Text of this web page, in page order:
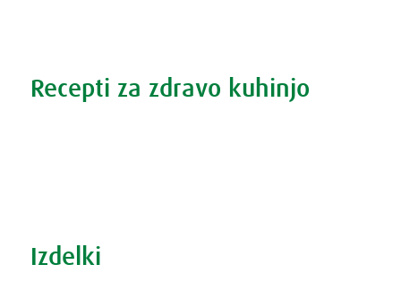
Recepti za zdravo kuhinjo
Izdelki